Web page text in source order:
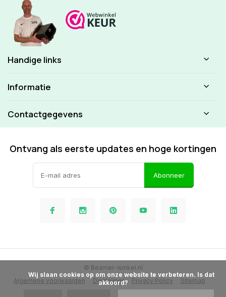
Handige links
Informatie
Contactgegevens
Ontvang als eerste updates en hoge kortingen
Abonneer
Algemene voorwaarden Disclaimer Privacy Policy Sitemap
© Beamer-winkel.nl
akkoord?